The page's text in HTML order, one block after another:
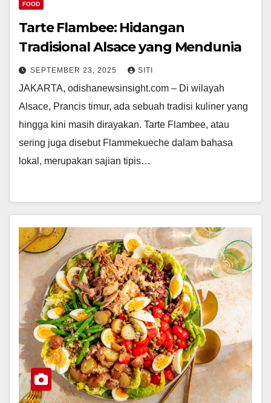
FOOD
Tarte Flambee: Hidangan
Tradisional Alsace yang Mendunia
SEPTEMBER 23, 2025 SITI
JAKARTA, odishanewsinsight.com – Di wilayah
Alsace, Prancis timur, ada sebuah tradisi kuliner yang
hingga kini masih dirayakan. Tarte Flambee, atau
sering juga disebut Flammekueche dalam bahasa
lokal, merupakan sajian tipis…